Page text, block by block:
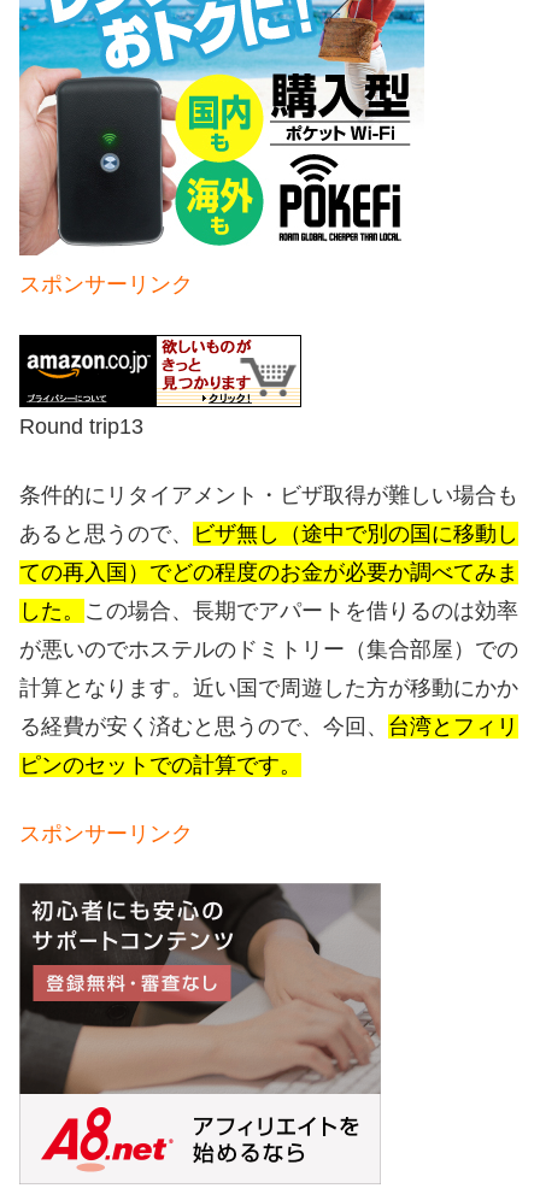
スポンサーリンク
Round trip13
条件的にリタイアメント・ビザ取得が難しい場合も
あると思うので、
ビザ無し（途中で別の国に移動し
ての再入国）でどの程度のお金が必要か調べてみま
した。 この場合、長期でアパートを借りるのは効率
が悪いのでホステルのドミトリー（集合部屋）での
計算となります。近い国で周遊した方が移動にかか
る経費が安く済むと思うので、今回、 台湾とフィリ
ピンのセットでの計算です。
スポンサーリンク